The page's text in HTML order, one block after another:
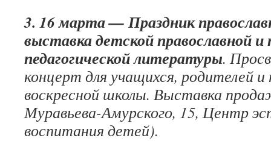
3. 16 марта — Праздник
выставка детской православной и
педагогической литературы.
концерт для учащихся, родителей
воскресной школы. Выставка
Муравьева-Амурского, 15, Центр
воспитания детей).